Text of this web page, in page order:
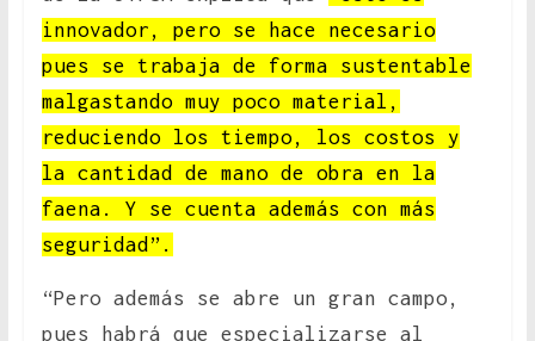
innovador, pero se hace necesario
pues se trabaja de forma sustentable
malgastando muy poco material,
reduciendo los tiempo, los costos y
la cantidad de mano de obra en la
faena. Y se cuenta además con más
seguridad”.
“Pero además se abre un gran campo,
pues habrá que especializarse al